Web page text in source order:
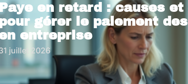
en retard : causes
gérer le paiement
entreprise
juillet 2026